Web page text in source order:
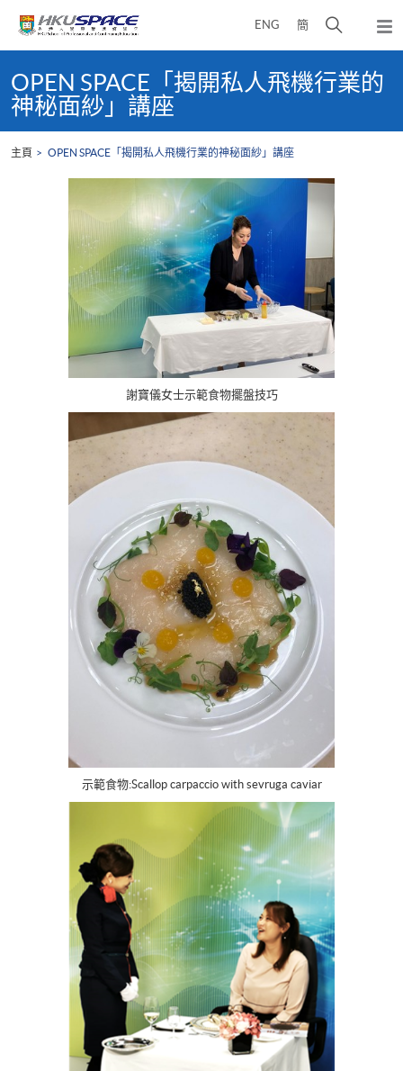
ENG 簡
開
搜
尋
面
彈
出
主
選
content
startOPEN SPACE「揭開私人飛機行業的
神秘面紗」講座
主頁 OPEN SPACE「揭開私人飛機行業的神秘面紗」講座
謝寶儀女士示範食物擺盤技巧
示範食物:Scallop carpaccio with sevruga caviar